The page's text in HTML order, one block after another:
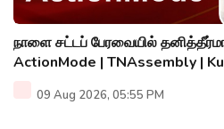
நாளை சட்டப் பேரவையில்
ActionMode | TNAssembly |
09 Aug 2026, 05:55 PM